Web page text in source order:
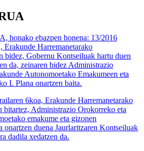
honako ebazpen honena: 13/2016
Erakunde Harremanetarako
bidez, Gobernu Kontseiluak hartu duen
da, zeinaren bidez Administrazio
Autonomoetako Emakumeen eta
I. Plana onartzen baita.
6koa, Erakunde Harremanetarako
bitartez, Administrazio Orokorreko eta
emakume eta gizonen
onartzen duena Jaurlaritzaren Kontseiluak
dadila xedatzen da.